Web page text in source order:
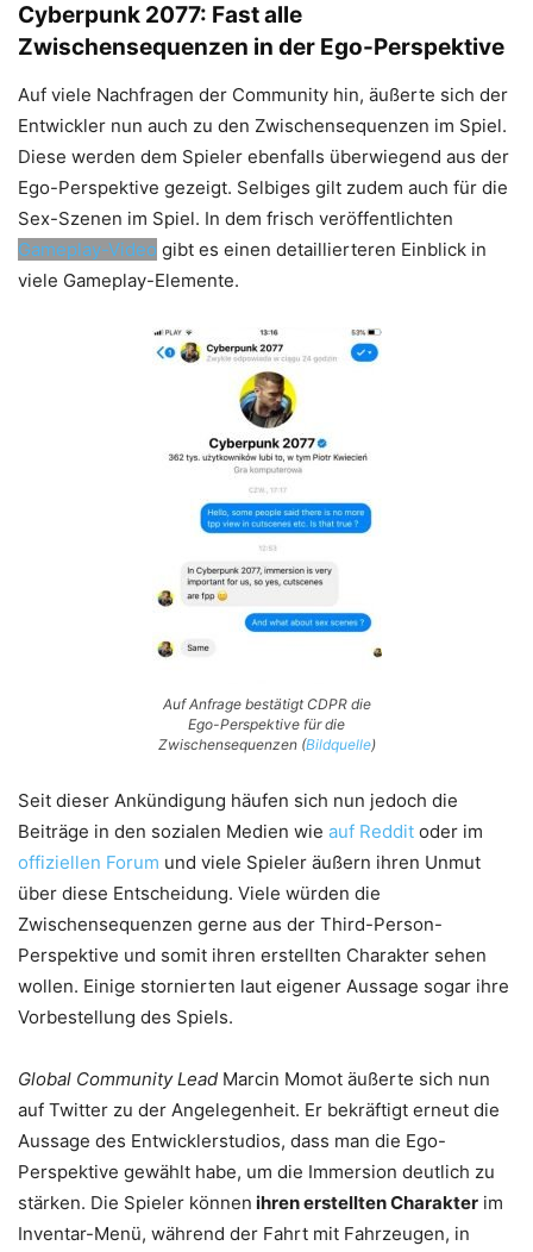
Cyberpunk 2077: Fast alle
Zwischensequenzen in der Ego-Perspektive
Auf viele Nachfragen der Community hin, äußerte sich der
Entwickler nun auch zu den Zwischensequenzen im Spiel.
Diese werden dem Spieler ebenfalls überwiegend aus der
Ego-Perspektive gezeigt. Selbiges gilt zudem auch für die
Sex-Szenen im Spiel. In dem frisch veröffentlichten
Gameplay-Video gibt es einen detaillierteren Einblick in
viele Gameplay-Elemente.
Auf Anfrage bestätigt CDPR die
Ego-Perspektive für die
Zwischensequenzen (Bildquelle)
Seit dieser Ankündigung häufen sich nun jedoch die
Beiträge in den sozialen Medien wie auf Reddit oder im
offiziellen Forum und viele Spieler äußern ihren Unmut
über diese Entscheidung. Viele würden die
Zwischensequenzen gerne aus der Third-Person-
Perspektive und somit ihren erstellten Charakter sehen
wollen. Einige stornierten laut eigener Aussage sogar ihre
Vorbestellung des Spiels.
Global Community Lead Marcin Momot äußerte sich nun
auf Twitter zu der Angelegenheit. Er bekräftigt erneut die
Aussage des Entwicklerstudios, dass man die Ego-
Perspektive gewählt habe, um die Immersion deutlich zu
stärken. Die Spieler können ihren erstellten Charakter im
Inventar-Menü, während der Fahrt mit Fahrzeugen, in